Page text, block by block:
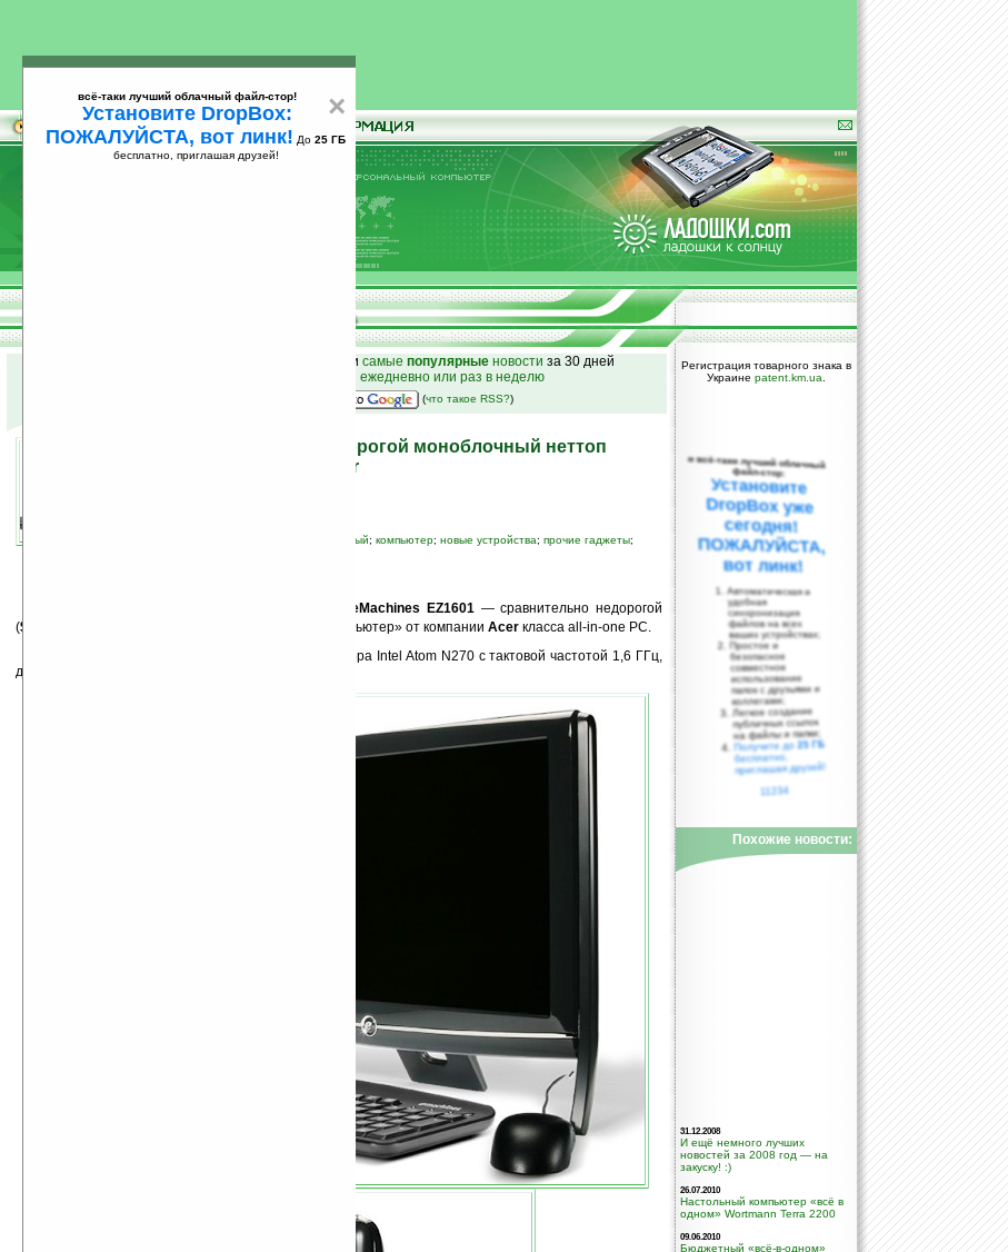
25
и самые популярные новости за 30 дней
на email ежедневно или раз в неделю
(что такое RSS?)
eMachines EZ1601 — недорогой моноблочный неттоп
класса «all-in-one» от Acer
бюджетный; компьютер; новые устройства; прочие гаджеты;
eMachines EZ1601 — сравнительно недорогой
($399,99 в США) и привлекательный «семейный компьютер» от компании Acer класса all-in-one PC.
Новинка от Acer работает на основе процессора Intel Atom N270 с тактовой частотой 1,6 ГГц,
диагональ экрана составляет 18,5 дюйма.
Регистрация товарного знака в
Украине patent.km.ua
×
всё-таки лучший облачный файл-стор!
Установите DropBox:
ПОЖАЛУЙСТА, вот линк! До 25 ГБ
бесплатно, приглашая друзей!
и всё-таки лучший облачный
файл-стор:
Установите
DropBox уже
сегодня!
ПОЖАЛУЙСТА,
вот линк!
Автоматическая и
удобная
синхронизация
файлов на всех
ваших устройствах;
Простое и
безопасное
совместное
использование
папок с друзьями и
коллегами;
Легкое создание
публичных ссылок
на файлы и папки;
Получите до25 ГБ
бесплатно,
приглашая друзей!
11234
Похожие новости:
31.12.2008
И ещё немного лучших
новостей за 2008 год — на
закуску! :)
26.07.2010
Настольный компьютер «всё в
одном» Wortmann Terra 2200
09.06.2010
Бюджетный «всё-в-одном»